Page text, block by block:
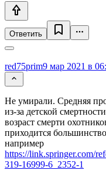
Ответить
red75prim9 мар 2021 в
Не умирали. Средняя
из-за детской
возраст смерти
приходится
например
https://link.springer.com/
319-16999-6_2352-1